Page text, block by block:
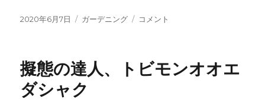
投
2020年6月7日
カ
ー
ガーデニング
キ
セ
コメント
擬態の達人、トビモンオオエ
ダシャク